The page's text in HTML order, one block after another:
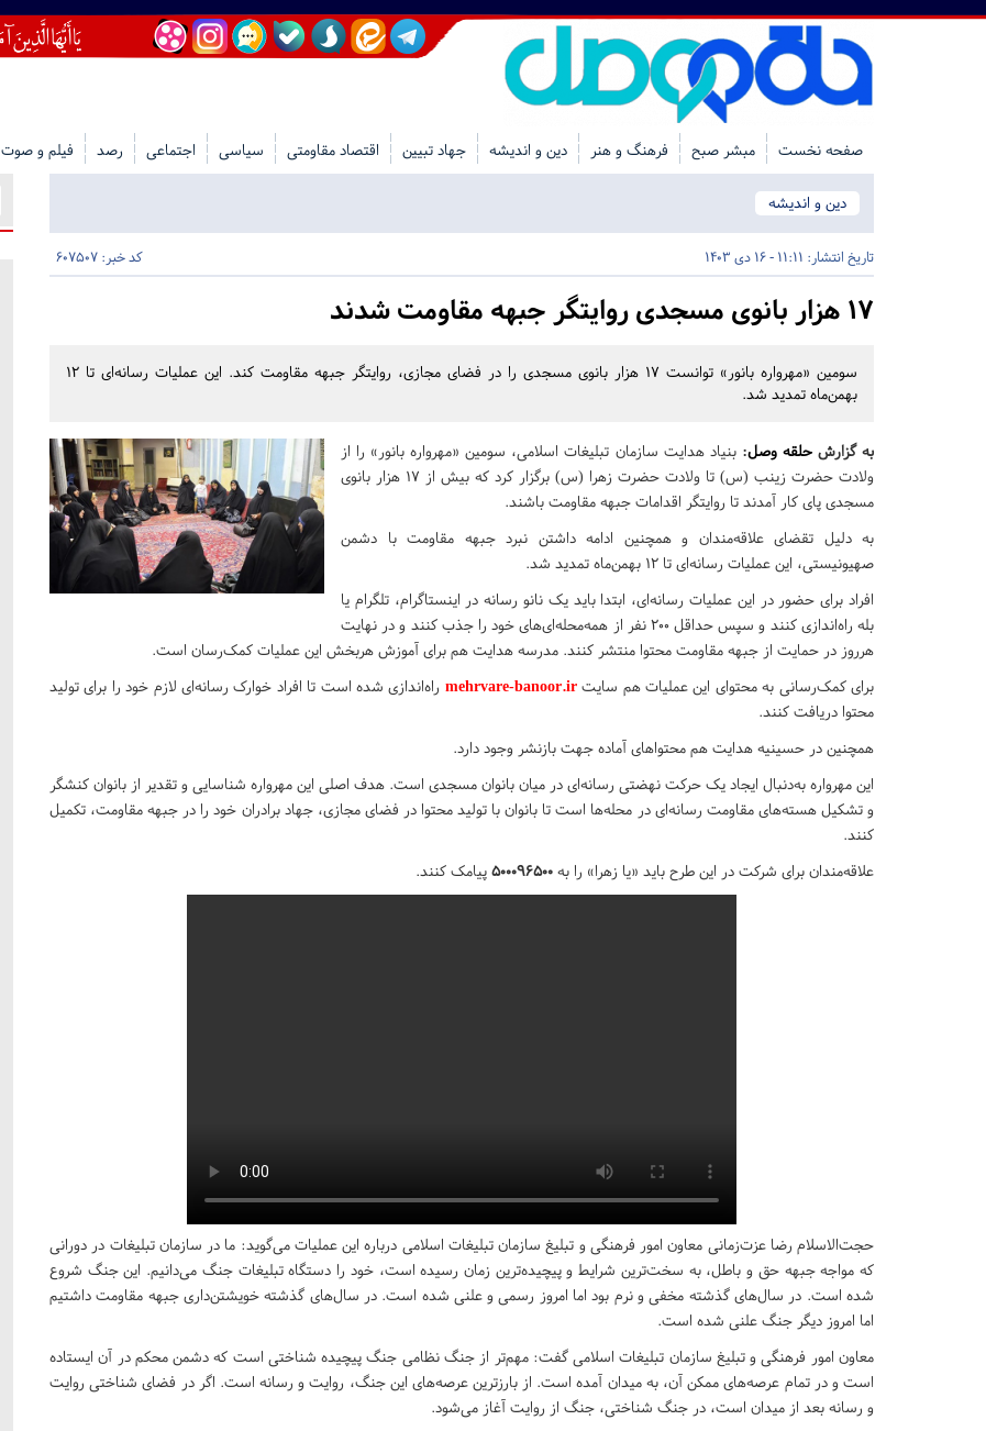
صفحه نخست مبشر صبح فرهنگ و هنر دین و اندیشه جهاد تبیین اقتصاد مقاومتی سیاسی اجتماعی رصد فیلم و صوت
دین و اندیشه
تاریخ انتشار: 11:11 - 16 دی 1403 کد خبر: 607507
۱۷ هزار بانوی مسجدی روایتگر جبهه مقاومت شدند
سومین «مهرواره بانور» توانست ۱۷ هزار بانوی مسجدی را در فضای مجازی، روایتگر جبهه مقاومت کند. این عملیات رسانه‌ای تا ۱۲
بهمن‌ماه تمدید شد.
به گزارشحلقه وصل: بنیاد هدایت سازمان تبلیغات اسلامی، سومین «مهرواره بانور» را از
ولادت حضرت زینب (س) تا ولادت حضرت زهرا (س) برگزار کرد که بیش از ۱۷ هزار بانوی
مسجدی پای کار آمدند تا روایتگر اقدامات جبهه مقاومت باشند.
به دلیل تقضای علاقه‌مندان و همچنین ادامه داشتن نبرد جبهه مقاومت با دشمن
صهیونیستی، این عملیات رسانه‌ای تا ۱۲ بهمن‌ماه تمدید شد.
افراد برای حضور در این عملیات رسانه‌ای، ابتدا باید یک نانو رسانه در اینستاگرام، تلگرام یا
بله راه‌اندازی کنند و سپس حداقل ۲۰۰ نفر از همه‌محله‌ای‌های خود را جذب کنند و در نهایت
هرروز در حمایت از جبهه مقاومت محتوا منتشر کنند. مدرسه هدایت هم برای آموزش هربخش این عملیات کمک‌رسان است.
برای کمک‌رسانی به محتوای این عملیات هم سایتmehrvare-banoor.ir راه‌اندازی شده است تا افراد خوارک رسانه‌ای لازم خود را برای تولید
محتوا دریافت کنند.
همچنین در حسینیه هدایت هم محتواهای آماده جهت بازنشر وجود دارد.
این مهرواره به‌دنبال ایجاد یک حرکت نهضتی رسانه‌ای در میان بانوان مسجدی است. هدف اصلی این مهرواره شناسایی و تقدیر از بانوان کنشگر
و تشکیل هسته‌های مقاومت رسانه‌ای در محله‌ها است تا بانوان با تولید محتوا در فضای مجازی، جهاد برادران خود را در جبهه مقاومت، تکمیل
کنند.
علاقه‌مندان برای شرکت در این طرح باید «یا زهرا» را به ۵۰۰۰۹۶۵۰۰ پیامک کنند.
حجت‌الاسلام رضا عزت‌زمانی معاون امور فرهنگی و تبلیغ سازمان تبلیغات اسلامی درباره این عملیات می‌گوید: ما در سازمان تبلیغات در دورانی
که مواجه جبهه حق و باطل، به سخت‌ترین شرایط و پیچیده‌ترین زمان رسیده است، خود را دستگاه تبلیغات جنگ می‌دانیم. این جنگ شروع
شده است. در سال‌های گذشته مخفی و نرم بود اما امروز رسمی و علنی شده است. در سال‌های گذشته خویشتن‌داری جبهه مقاومت داشتیم
اما امروز دیگر جنگ علنی شده است.
معاون امور فرهنگی و تبلیغ سازمان تبلیغات اسلامی گفت: مهم‌تر از جنگ نظامی‌ جنگ پیچیده شناختی است که دشمن محکم در آن ایستاده
است و در تمام عرصه‌های ممکن آن، به میدان آمده است. از بارزترین عرصه‌های این جنگ، روایت و رسانه است. اگر در فضای شناختی روایت
و رسانه بعد از میدان است، در جنگ شناختی، جنگ از روایت آغاز می‌شود.